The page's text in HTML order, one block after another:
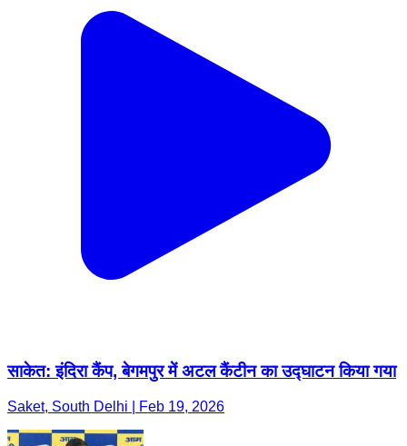
साकेत: इंदिरा कैंप, बेगमपुर में अटल कैंटीन का उद्घाटन किया गया
Saket, South Delhi | Feb 19, 2026